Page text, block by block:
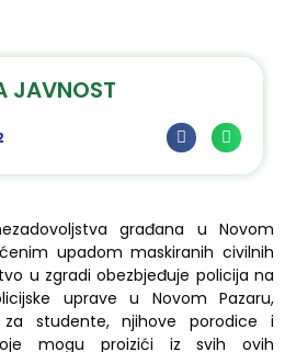
JAVNOST
građana u Novom
upadom maskiranih civilnih
u zgradi obezbjeđuje policija na
uprave u Novom Pazaru,
za studente, njihove porodice i
mogu proizići iz svih ovih